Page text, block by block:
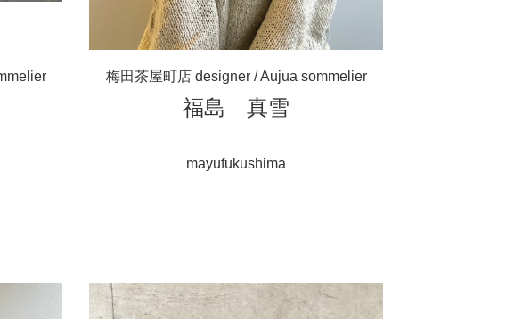
梅田茶屋町店 designer / Aujua sommelier
福島 真雪
mayufukushima